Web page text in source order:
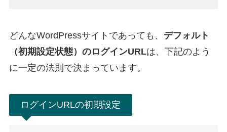
どんなWordPressサイトであっても、 デフォルト
（初期設定状態）のログインURLは、下記のよう
に一定の法則で決まっています。
ログインURLの初期設定